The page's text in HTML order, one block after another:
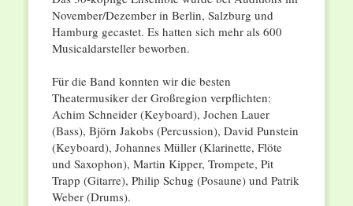
November/Dezember in Berlin, Salzburg und
Hamburg gecastet. Es hatten sich mehr als 600
Musicaldarsteller beworben.
Für die Band konnten wir die besten
Theatermusiker der Großregion verpflichten:
Achim Schneider (Keyboard), Jochen Lauer
(Bass), Björn Jakobs (Percussion), David Punstein
(Keyboard), Johannes Müller (Klarinette, Flöte
und Saxophon), Martin Kipper, Trompete, Pit
Trapp (Gitarre), Philip Schug (Posaune) und Patrik
Weber (Drums).